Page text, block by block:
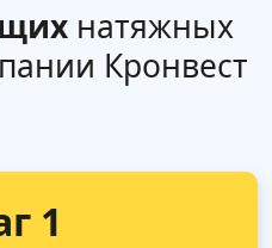
натяжных
Кронвест
1